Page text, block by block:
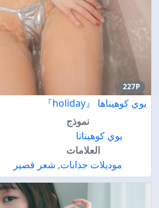
227P
يوي كوهيناها 『holiday』
نموذج
يوي كوهيناتا
العلامات
موديلات جذابات, شعر قصير